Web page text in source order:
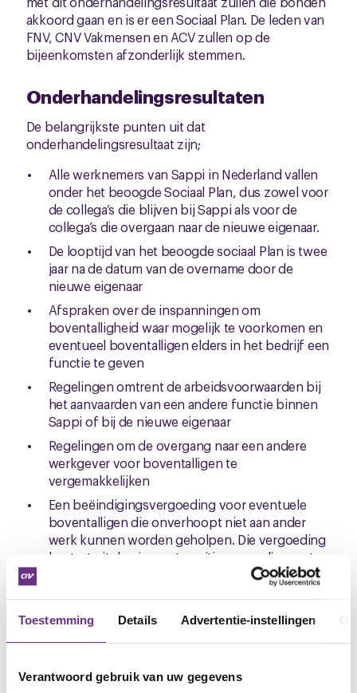
Toestemming Details Advertentie-instellingen
Verantwoord gebruik van uw gegevens
akkoord gaan en is er een Sociaal Plan. De leden van
FNV, CNV Vakmensen en ACV zullen op de
bijeenkomsten afzonderlijk stemmen.
Onderhandelingsresultaten
De belangrijkste punten uit dat
onderhandelingsresultaat zijn;
Alle werknemers van Sappi in Nederland vallen
onder het beoogde Sociaal Plan, dus zowel voor
de collega’s die blijven bij Sappi als voor de
collega’s die overgaan naar de nieuwe eigenaar.
De looptijd van het beoogde sociaal Plan is twee
jaar na de datum van de overname door de
nieuwe eigenaar
Afspraken over de inspanningen om
boventalligheid waar mogelijk te voorkomen en
eventueel boventalligen elders in het bedrijf een
functie te geven
Regelingen omtrent de arbeidsvoorwaarden bij
het aanvaarden van een andere functie binnen
Sappi of bij de nieuwe eigenaar
Regelingen om de overgang naar een andere
werkgever voor boventalligen te
vergemakkelijken
Een beëindigingsvergoeding voor eventuele
boventalligen die onverhoopt niet aan ander
werk kunnen worden geholpen. Die vergoeding
bestaat uit de nieuwe transitievergoeding met
een factor 2. Dat betekent dat de dubbele
transitievergoeding zal worden uitbetaald.
duur van het dienstverband van de boventallige
maanden (vier keer het bruto maandinkomen)